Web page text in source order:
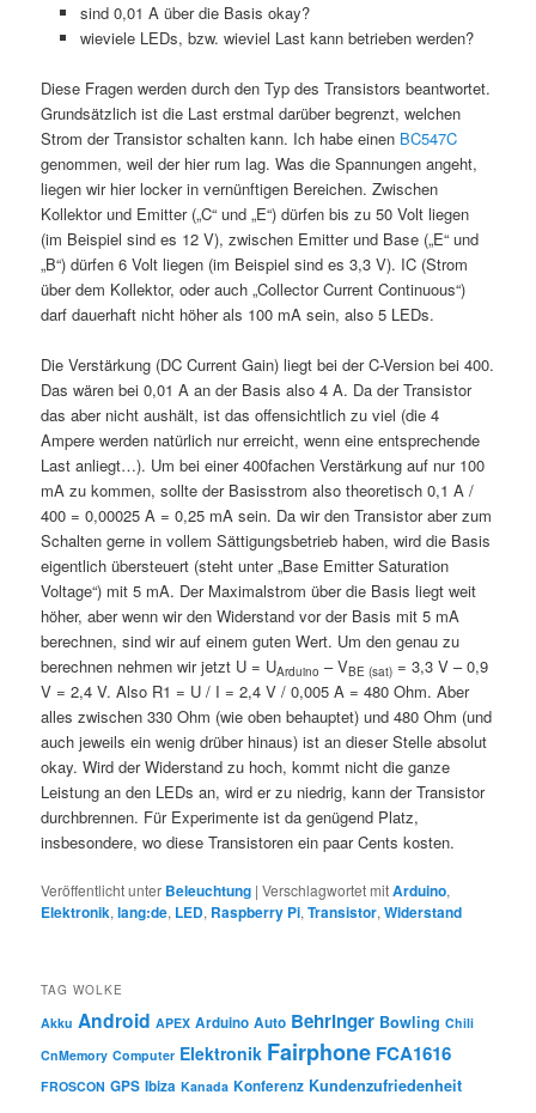
sind 0,01 A über die Basis okay?
wieviele LEDs, bzw. wieviel Last kann betrieben werden?
Diese Fragen werden durch den Typ des Transistors beantwortet.
Grundsätzlich ist die Last erstmal darüber begrenzt, welchen
Strom der Transistor schalten kann. Ich habe einen BC547C
genommen, weil der hier rum lag. Was die Spannungen angeht,
liegen wir hier locker in vernünftigen Bereichen. Zwischen
Kollektor und Emitter („C“ und „E“) dürfen bis zu 50 Volt liegen
(im Beispiel sind es 12 V), zwischen Emitter und Base („E“ und
„B“) dürfen 6 Volt liegen (im Beispiel sind es 3,3 V). IC (Strom
über dem Kollektor, oder auch „Collector Current Continuous“)
darf dauerhaft nicht höher als 100 mA sein, also 5 LEDs.
Die Verstärkung (DC Current Gain) liegt bei der C-Version bei 400.
Das wären bei 0,01 A an der Basis also 4 A. Da der Transistor
das aber nicht aushält, ist das offensichtlich zu viel (die 4
Ampere werden natürlich nur erreicht, wenn eine entsprechende
Last anliegt…). Um bei einer 400fachen Verstärkung auf nur 100
mA zu kommen, sollte der Basisstrom also theoretisch 0,1 A /
400 = 0,00025 A = 0,25 mA sein. Da wir den Transistor aber zum
Schalten gerne in vollem Sättigungsbetrieb haben, wird die Basis
eigentlich übersteuert (steht unter „Base Emitter Saturation
Voltage“) mit 5 mA. Der Maximalstrom über die Basis liegt weit
höher, aber wenn wir den Widerstand vor der Basis mit 5 mA
berechnen, sind wir auf einem guten Wert. Um den genau zu
berechnen nehmen wir jetzt U = UArduino – VBE (sat) = 3,3 V – 0,9
V = 2,4 V. Also R1 = U / I = 2,4 V / 0,005 A = 480 Ohm. Aber
alles zwischen 330 Ohm (wie oben behauptet) und 480 Ohm (und
auch jeweils ein wenig drüber hinaus) ist an dieser Stelle absolut
okay. Wird der Widerstand zu hoch, kommt nicht die ganze
Leistung an den LEDs an, wird er zu niedrig, kann der Transistor
durchbrennen. Für Experimente ist da genügend Platz,
insbesondere, wo diese Transistoren ein paar Cents kosten.
Veröffentlicht unter Beleuchtung |Verschlagwortet mitArduino,
Elektronik,lang:de, LED, Raspberry Pi,Transistor,Widerstand
TAG WOLKE
Akku Android APEX Arduino Auto Behringer Bowling Chili
CnMemory Computer Elektronik Fairphone FCA1616
FROSCON GPS Ibiza Kanada Konferenz Kundenzufriedenheit